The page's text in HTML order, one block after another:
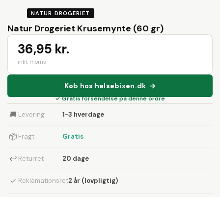
NATUR DROGERIET
Natur Drogeriet Krusemynte (60 gr)
36,95 kr.
inkl. moms
Køb hos helsebixen.dk →
✓ Gratis forsendelse på denne ordre
🚚 Levering 1-3 hverdage
📦 Fragt Gratis
↩ Returret 20 dage
✓ Reklamationsret2 år (lovpligtig)